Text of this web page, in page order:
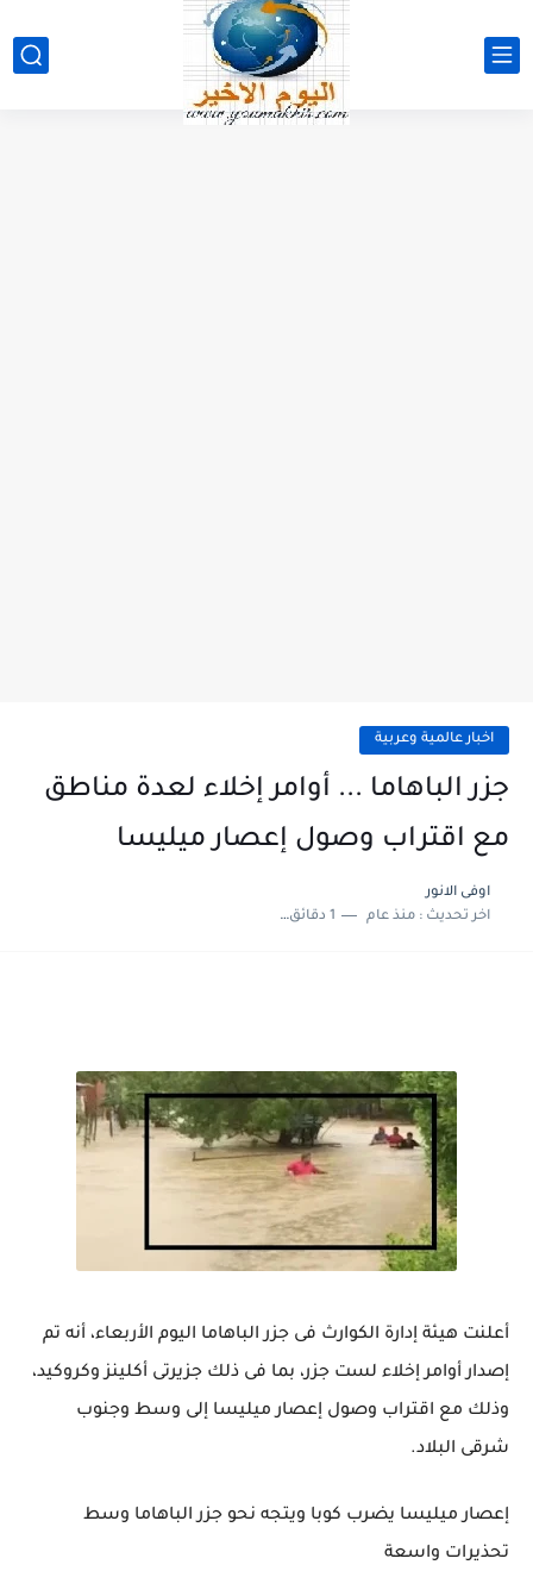
اخبار عالمية وعربية
جزر الباهاما ... أوامر إخلاء لعدة مناطق
مع اقتراب وصول إعصار ميليسا
اوفى الانور
اخر تحديث :منذ عام 1 دقائق للقراءة
أعلنت هيئة إدارة الكوارث فى جزر الباهاما اليوم الأربعاء، أنه تم
إصدار أوامر إخلاء لست جزر، بما فى ذلك جزيرتى أكلينز وكروكيد،
وذلك مع اقتراب وصول إعصار ميليسا إلى وسط وجنوب
شرقى البلاد.
إعصار ميليسا يضرب كوبا ويتجه نحو جزر الباهاما وسط
تحذيرات واسعة